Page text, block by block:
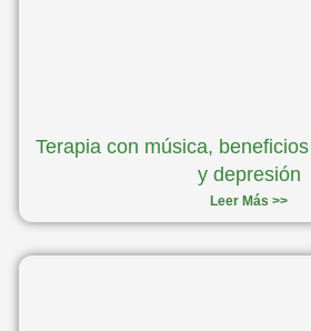
Terapia con música,
y depresión
Leer Más >>